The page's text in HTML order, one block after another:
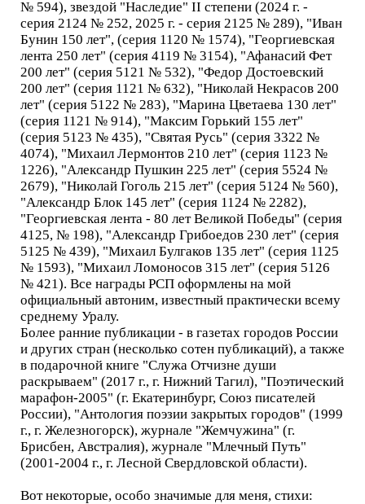
№ 594), звездой "Наследие" II степени (2024 г. -
серия 2124 № 252, 2025 г. - серия 2125 № 289), "Иван
Бунин 150 лет", (серия 1120 № 1574), "Георгиевская
лента 250 лет" (серия 4119 № 3154), "Афанасий Фет
200 лет" (серия 5121 № 532), "Федор Достоевский
200 лет" (серия 1121 № 632), "Николай Некрасов 200
лет" (серия 5122 № 283), "Марина Цветаева 130 лет"
(серия 1121 № 914), "Максим Горький 155 лет"
(серия 5123 № 435), "Святая Русь" (серия 3322 №
4074), "Михаил Лермонтов 210 лет" (серия 1123 №
1226), "Александр Пушкин 225 лет" (серия 5524 №
2679), "Николай Гоголь 215 лет" (серия 5124 № 560),
"Александр Блок 145 лет" (серия 1124 № 2282),
"Георгиевская лента - 80 лет Великой Победы" (серия
4125, № 198), "Александр Грибоедов 230 лет" (серия
5125 № 439), "Михаил Булгаков 135 лет" (серия 1125
№ 1593), "Михаил Ломоносов 315 лет" (серия 5126
№ 421). Все награды РСП оформлены на мой
официальный автоним, известный практически всему
среднему Уралу.
Более ранние публикации - в газетах городов России
и других стран (несколько сотен публикаций), а также
в подарочной книге "Служа Отчизне души
раскрываем" (2017 г., г. Нижний Тагил), "Поэтический
марафон-2005" (г. Екатеринбург, Союз писателей
России), "Антология поэзии закрытых городов" (1999
г., г. Железногорск), журнале "Жемчужина" (г.
Брисбен, Австралия), журнале "Млечный Путь"
(2001-2004 г., г. Лесной Свердловской области).
Вот некоторые, особо значимые для меня, стихи: